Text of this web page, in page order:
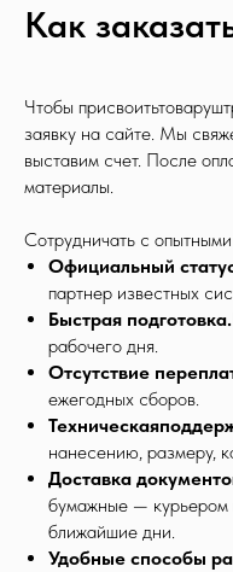
Как
Чтобы
заявку на сайте. Мы
выставим счет. После
материалы.
Сотрудничать с
Официальный
партнер известных
Быстрая подготовка.
рабочего дня.
Отсутствие
ежегодных сборов.
нанесению, размеру,
Доставка
бумажные — курьером
ближайшие дни.
Удобные способы